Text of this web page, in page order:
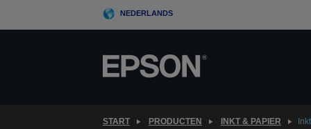
NEDERLANDS
START PRODUCTEN INKT & PAPIER